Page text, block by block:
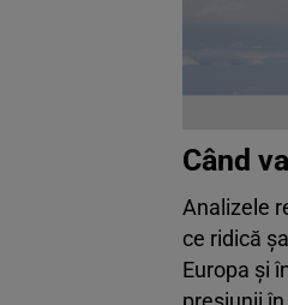
Când
Analizele
ce ridică
Europa și